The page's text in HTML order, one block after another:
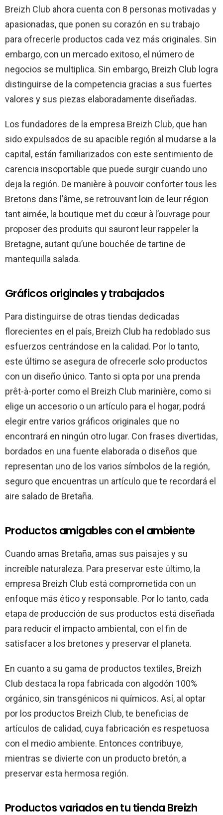
Breizh Club ahora cuenta con 8 personas motivadas y
apasionadas, que ponen su corazón en su trabajo
para ofrecerle productos cada vez más originales. Sin
embargo, con un mercado exitoso, el número de
negocios se multiplica. Sin embargo, Breizh Club logra
distinguirse de la competencia gracias a sus fuertes
valores y sus piezas elaboradamente diseñadas.
Los fundadores de la empresa Breizh Club, que han
sido expulsados ​​de su apacible región al mudarse a la
capital, están familiarizados con este sentimiento de
carencia insoportable que puede surgir cuando uno
deja la región. De manière à pouvoir conforter tous les
Bretons dans l’âme, se retrouvant loin de leur région
tant aimée, la boutique met du cœur à l’ouvrage pour
proposer des produits qui sauront leur rappeler la
Bretagne, autant qu’une bouchée de tartine de
mantequilla salada.
Gráficos originales y trabajados
Para distinguirse de otras tiendas dedicadas
florecientes en el país, Breizh Club ha redoblado sus
esfuerzos centrándose en la calidad. Por lo tanto,
este último se asegura de ofrecerle solo productos
con un diseño único. Tanto si opta por una prenda
prêt-à-porter como el Breizh Club marinière, como si
elige un accesorio o un artículo para el hogar, podrá
elegir entre varios gráficos originales que no
encontrará en ningún otro lugar. Con frases divertidas,
bordados en una fuente elaborada o diseños que
representan uno de los varios símbolos de la región,
seguro que encuentras un artículo que te recordará el
aire salado de Bretaña.
Productos amigables con el ambiente
Cuando amas Bretaña, amas sus paisajes y su
increíble naturaleza. Para preservar este último, la
empresa Breizh Club está comprometida con un
enfoque más ético y responsable. Por lo tanto, cada
etapa de producción de sus productos está diseñada
para reducir el impacto ambiental, con el fin de
satisfacer a los bretones y preservar el planeta.
En cuanto a su gama de productos textiles, Breizh
Club destaca la ropa fabricada con algodón 100%
orgánico, sin transgénicos ni químicos. Así, al optar
por los productos Breizh Club, te beneficias de
artículos de calidad, cuya fabricación es respetuosa
con el medio ambiente. Entonces contribuye,
mientras se divierte con un producto bretón, a
preservar esta hermosa región.
Productos variados en tu tienda Breizh